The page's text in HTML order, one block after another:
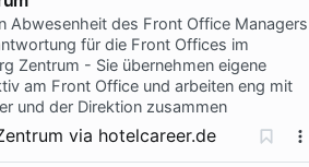
Abwesenheit des Front Office Managers
für die Front Offices im
Zentrum - Sie übernehmen eigene
am Front Office und arbeiten eng mit
und der Direktion zusammen
via hotelcareer.de